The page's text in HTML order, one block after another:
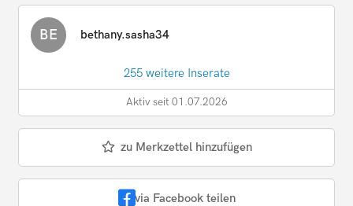
BE bethany.sasha34
255 weitere Inserate
Aktiv seit 01.07.2026
zu Merkzettel hinzufügen
via Facebook teilen